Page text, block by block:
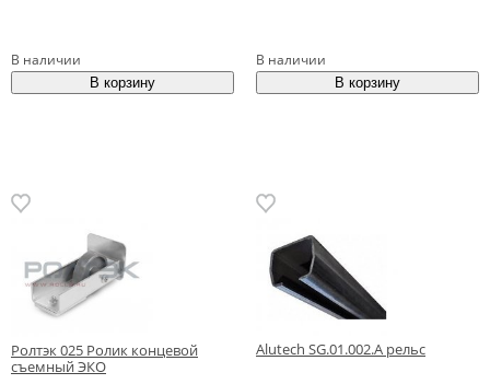
В наличии В наличии
Ролтэк 025 Ролик концевой
съемный ЭКО
Alutech SG.01.002.A рельс